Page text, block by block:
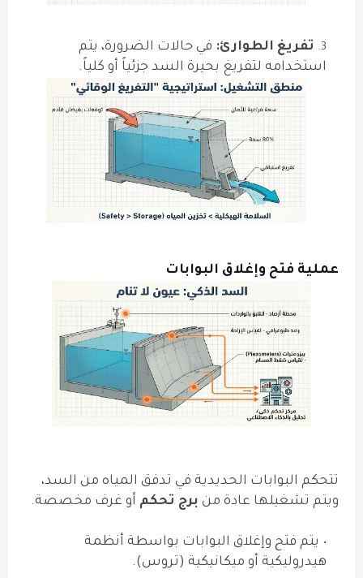
تفريغ الطوارئ: في حالات الضرورة، يتم
استخدامه لتفريغ بحيرة السد جزئياً أو كلياً.
عملية فتح وإغلاق البوابات
تتحكم البوابات الحديدية في تدفق المياه من السد،
ويتم تشغيلها عادة من برج تحكم أو غرف مخصصة.
يتم فتح وإغلاق البوابات بواسطة أنظمة
هيدروليكية أو ميكانيكية (تروس).